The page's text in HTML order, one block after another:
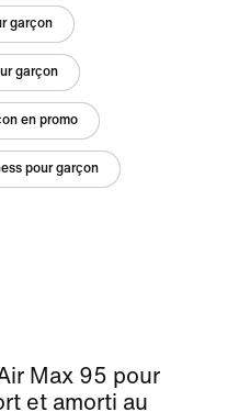
garçon
garçon
en promo
pour garçon
Max 95 pour
et amorti au